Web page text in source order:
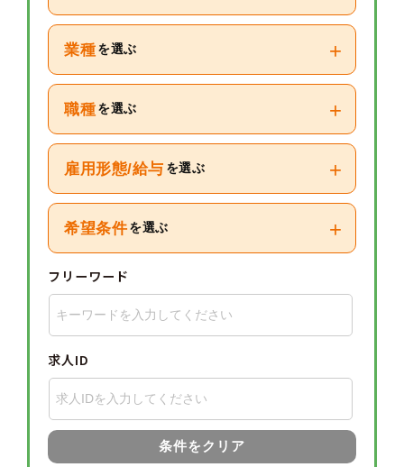
業種 を選ぶ +
職種 を選ぶ +
雇用形態/給与 を選ぶ +
希望条件 を選ぶ +
フリーワード
求人ID
条件をクリア